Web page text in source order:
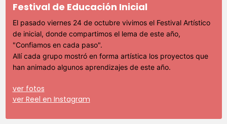
Festival de Educación Inicial
El pasado viernes 24 de octubre vivimos el Festival Artístico
de inicial, donde compartimos el lema de este año,
"Confiamos en cada paso".
Allí cada grupo mostró en forma artística los proyectos que
han animado algunos aprendizajes de este año.
ver fotos
ver Reel en Instagram